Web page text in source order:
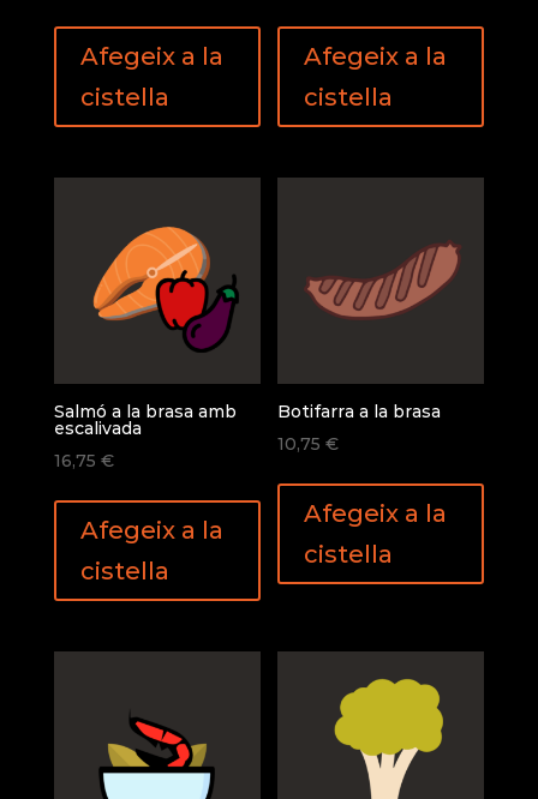
Afegeix a la
cistella
Afegeix a la
cistella
Salmó a la brasa amb
escalivada
16,75 €
Afegeix a la
cistella
Botifarra a la brasa
10,75€
Afegeix a la
cistella